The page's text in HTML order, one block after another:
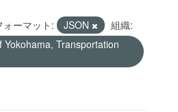
ォーマット: JSON
組織:
Yokohama, Transportation